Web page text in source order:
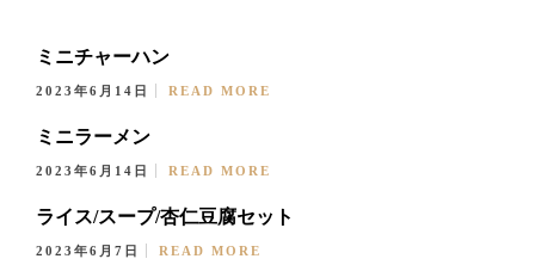
ミニチャーハン
2023年6月14日 READ MORE
ミニラーメン
2023年6月14日 READ MORE
ライス/スープ/杏仁豆腐セット
2023年6月7日 READ MORE